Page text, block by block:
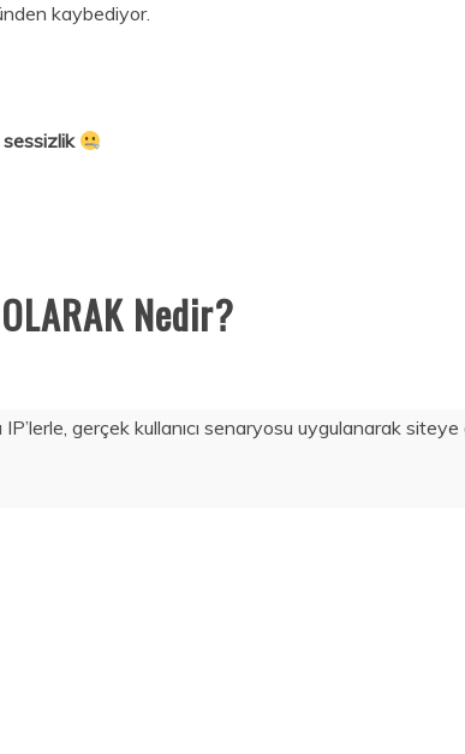
kaybediyor.
sessizlik
Nedir?
gerçek kullanıcı senaryosu uygulanarak